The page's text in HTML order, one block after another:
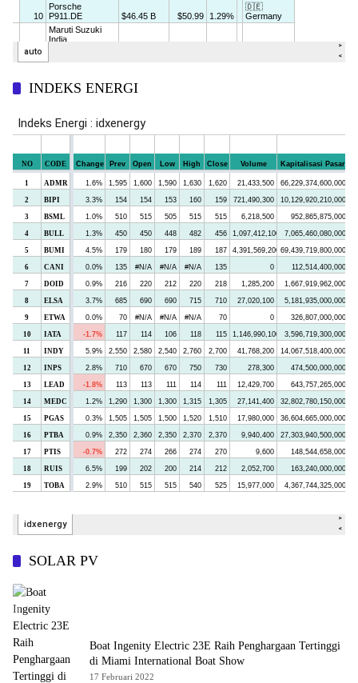
INDEKS ENERGI
SOLAR PV
Boat Ingenity Electric 23E Raih Penghargaan Tertinggi
di Miami International Boat Show
17 Februari 2022